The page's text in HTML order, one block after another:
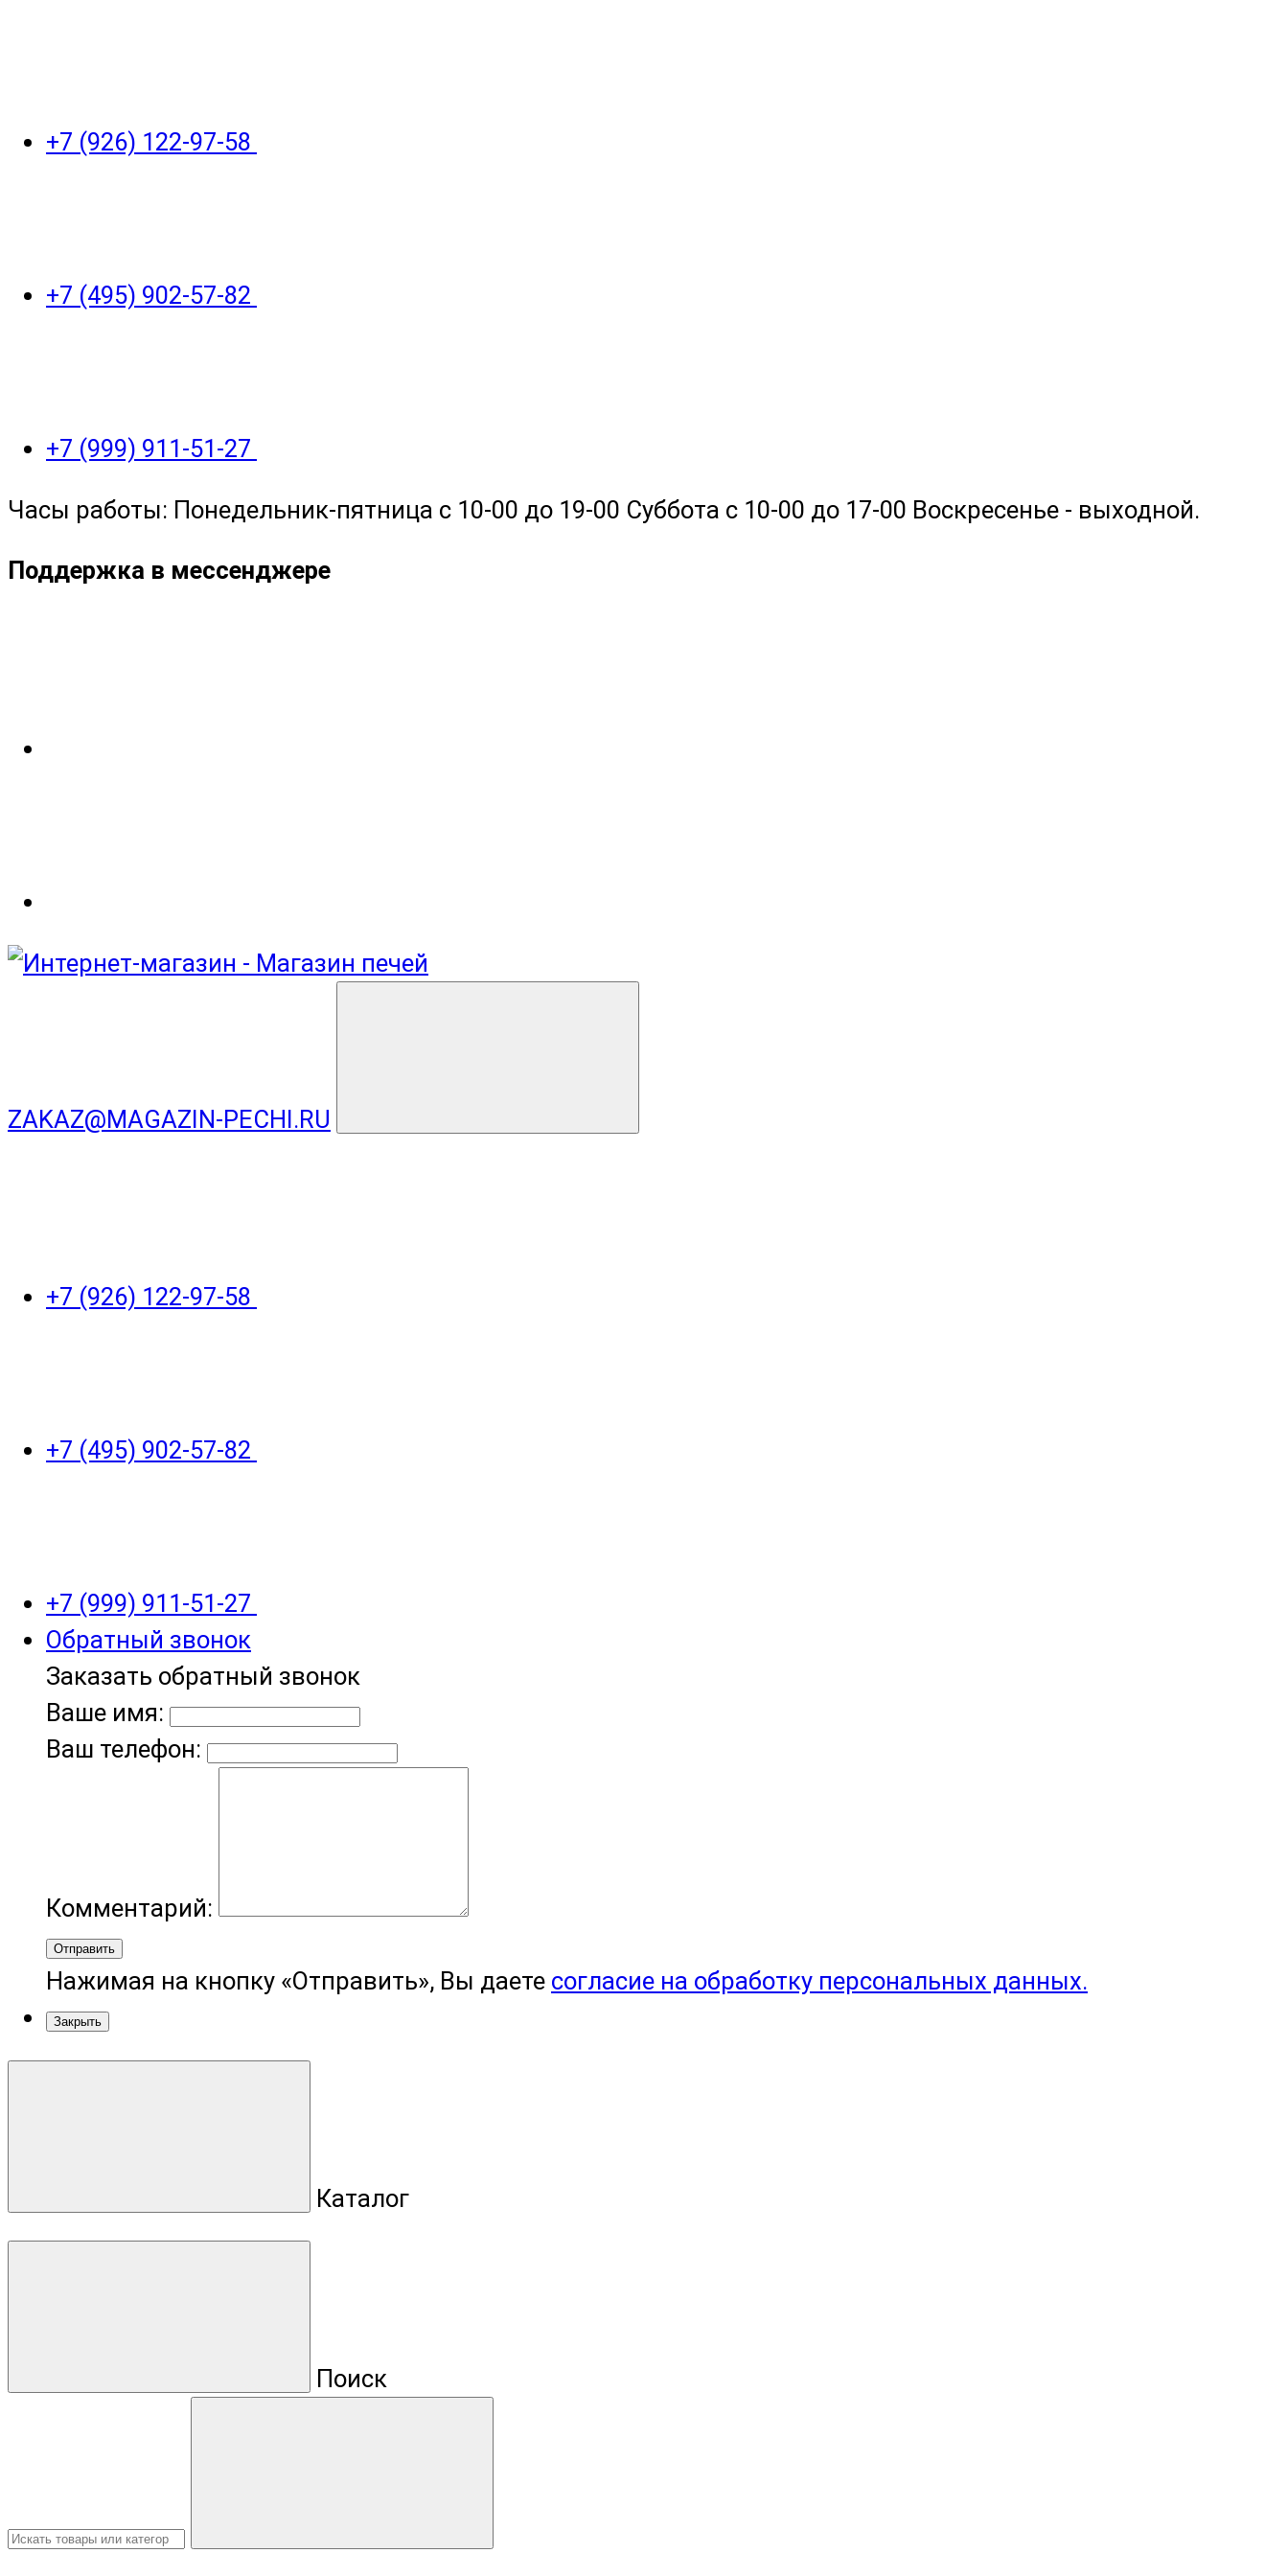
+7 (926) 122-97-58
+7 (495) 902-57-82
+7 (999) 911-51-27
Часы работы: Понедельник-пятница с 10-00 до 19-00 Суббота с 10-00 до 17-00 Воскресенье - выходной.
Поддержка в мессенджере
ZAKAZ@MAGAZIN-PECHI.RU
+7 (926) 122-97-58
+7 (495) 902-57-82
+7 (999) 911-51-27
Обратный звонок
Заказать обратный звонок
Ваше имя:
Ваш телефон:
Комментарий:
Отправить
Нажимая на кнопку «Отправить», Вы даете согласие на обработку персональных данных.
Закрыть
Каталог
Поиск